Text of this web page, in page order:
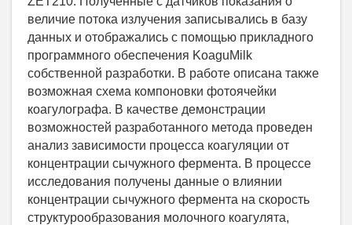
величие потока излучения записывались в базу
данных и отображались с помощью прикладного
программного обеспечения KoaguMilk
собственной разработки. В работе описана также
возможная схема компоновки фотоячейки
коагулографа. В качестве демонстрации
возможностей разработанного метода проведен
анализ зависимости процесса коагуляции от
концентрации сычужного фермента. В процессе
исследования получены данные о влиянии
концентрации сычужного фермента на скорость
структурообразования молочного коагулята,